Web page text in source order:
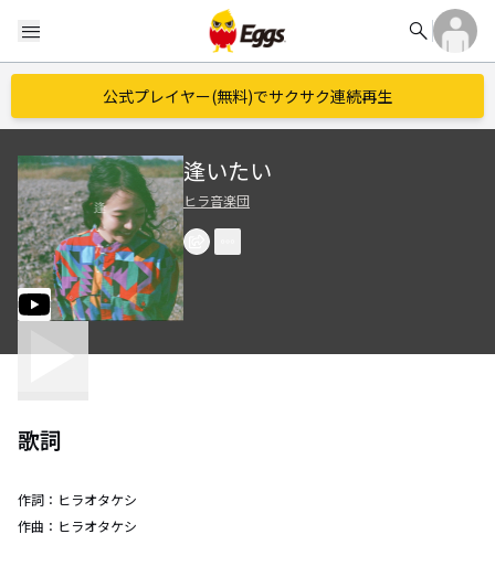
menu search
公式プレイヤー(無料)でサクサク連続再生
逢いたい
ヒラ音楽団
歌詞
作詞： ヒラオタケシ
作曲： ヒラオタケシ